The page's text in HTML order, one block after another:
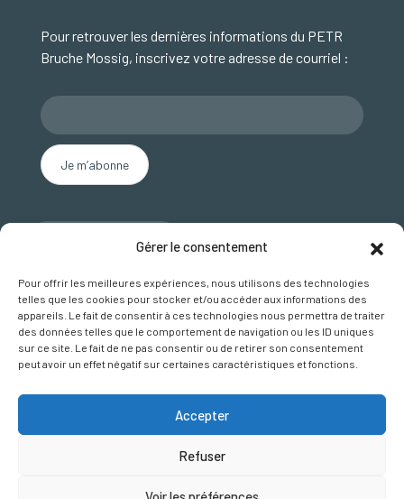
Gérer le consentement
Pour offrir les meilleures expériences, nous utilisons des technologies
telles que les cookies pour stocker et/ou accéder aux informations des
appareils. Le fait de consentir à ces technologies nous permettra de traiter
des données telles que le comportement de navigation ou les ID uniques
sur ce site. Le fait de ne pas consentir ou de retirer son consentement
peut avoir un effet négatif sur certaines caractéristiques et fonctions.
Accepter
Refuser
Pour retrouver les dernières informations du PETR
Bruche Mossig, inscrivez votre adresse de courriel :
Nous contacter
SUIVEZ NOUS SUR FACEBOOK
Mentions légales et crédits